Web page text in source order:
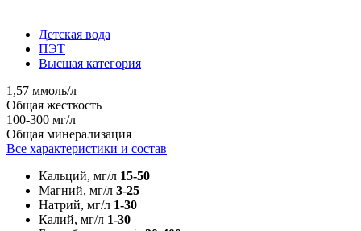
Детская вода
ПЭТ
Высшая категория
1,57 ммоль/л
Общая жесткость
100-300 мг/л
Общая минерализация
Все характеристики и состав
Кальций, мг/л 15-50
Магний, мг/л 3-25
Натрий, мг/л 1-30
Калий, мг/л 1-30